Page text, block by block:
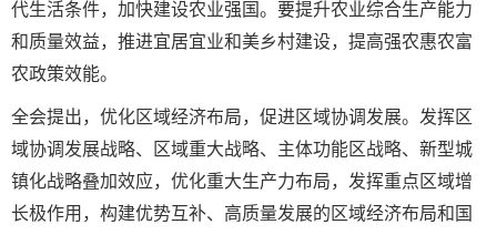
代生活条件，加快建设农业强国。要提升农业综合生产能力
和质量效益，推进宜居宜业和美乡村建设，提高强农惠农富
农政策效能。
全会提出，优化区域经济布局，促进区域协调发展。发挥区
域协调发展战略、区域重大战略、主体功能区战略、新型城
镇化战略叠加效应，优化重大生产力布局，发挥重点区域增
长极作用，构建优势互补、高质量发展的区域经济布局和国